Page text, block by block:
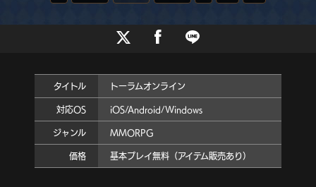
タイトル トーラムオンライン
対応OS iOS/Android/Windows
ジャンル MMORPG
価格 基本プレイ無料（アイテム販売あり）